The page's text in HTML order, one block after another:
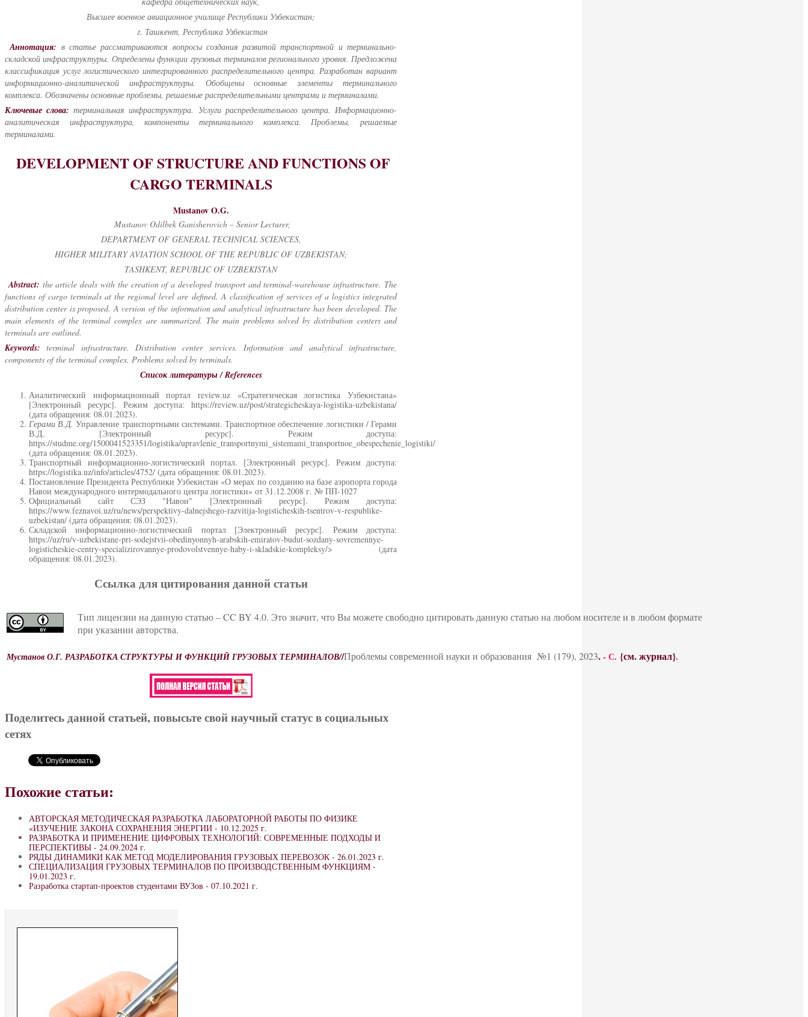
Высшее военное авиационное училище Республики Узбекистан;
г. Ташкент, Республика Узбекистан
Аннотация: в статье рассматриваются вопросы создания развитой транспортной и терминально-
складской инфраструктуры. Определены функции грузовых терминалов регионального уровня. Предложена
классификация услуг логистического интегрированного распределительного центра. Разработан вариант
информационно-аналитической инфраструктуры. Обобщены основные элементы терминального
комплекса. Обозначены основные проблемы, решаемые распределительными центрами и терминалами.
Ключевые слова:терминальная инфраструктура. Услуги распределительного центра. Информационно-
аналитическая инфраструктура, компоненты терминального комплекса. Проблемы, решаемые
терминалами.
DEVELOPMENT OF STRUCTURE AND FUNCTIONS OF
CARGO TERMINALS
Mustanov O.G.
Mustanov Odilbek Ganisherovich – Senior Lecturer,
DEPARTMENT OF GENERAL TECHNICAL SCIENCES,
HIGHER MILITARY AVIATION SCHOOL OF THE REPUBLIC OF UZBEKISTAN;
TASHKENT, REPUBLIC OF UZBEKISTAN
Abstract: the article deals with the creation of a developed transport and terminal-warehouse infrastructure. The
functions of cargo terminals at the regional level are defined. A classification of services of a logistics integrated
distribution center is proposed. A version of the information and analytical infrastructure has been developed. The
main elements of the terminal complex are summarized. The main problems solved by distribution centers and
terminals are outlined.
Keywords:terminal infrastructure. Distribution center services. Information and analytical infrastructure,
components of the terminal complex. Problems solved by terminals.
Список литературы / References
Аналитический информационный портал review.uz «Стратегическая логистика Узбекистана»
[Электронный ресурс]. Режим доступа: https://review.uz/post/strategicheskaya-logistika-uzbekistana/
(дата обращения: 08.01.2023).
Герами В.Д. Управление транспортными системами. Транспортное обеспечение логистики / Герами
В.Д. [Электронный ресурс]. Режим доступа:
https://studme.org/1500041523351/logistika/upravlenie_transportnymi_sistemami_transportnoe_obespechenie_logistiki/
(дата обращения: 08.01.2023).
Транспортный информационно-логистический портал. [Электронный ресурс]. Режим доступа:
https://logistika.uz/info/articles/4752/ (дата обращения: 08.01.2023).
Постановление Президента Республики Узбекистан «О мерах по созданию на базе аэропорта города
Навои международного интермодального центра логистики» от 31.12.2008 г. № ПП-1027
Официальный сайт СЭЗ "Навои" [Электронный ресурс]. Режим доступа:
https://www.feznavoi.uz/ru/news/perspektivy-dalnejshego-razvitija-logisticheskih-tsentrov-v-respublike-
uzbekistan/ (дата обращения: 08.01.2023).
Складской информационно-логистический портал [Электронный ресурс]. Режим доступа:
https://uz/ru/v-uzbekistane-pri-sodejstvii-obedinyonnyh-arabskih-emiratov-budut-sozdany-sovremennye-
logisticheskie-centry-specializirovannye-prodovolstvennye-haby-i-skladskie-kompleksy/> (дата
обращения: 08.01.2023).
Ссылка для цитирования данной статьи
Тип лицензии на данную статью – CC BY 4.0. Это значит, что Вы можете свободно цитировать данную статью на любом носителе и в любом формате
при указании авторства.
Мустанов О.Г. РАЗРАБОТКА СТРУКТУРЫ И ФУНКЦИЙ ГРУЗОВЫХ ТЕРМИНАЛОВ//Проблемы современной науки и образования №1 (179), 2023.- С. {см. журнал}.
Поделитесь данной статьей, повысьте свой научный статус в социальных
сетях
Похожие статьи:
АВТОРСКАЯ МЕТОДИЧЕСКАЯ РАЗРАБОТКА ЛАБОРАТОРНОЙ РАБОТЫ ПО ФИЗИКЕ
«ИЗУЧЕНИЕ ЗАКОНА СОХРАНЕНИЯ ЭНЕРГИИ - 10.12.2025 г.
РАЗРАБОТКА И ПРИМЕНЕНИЕ ЦИФРОВЫХ ТЕХНОЛОГИЙ: СОВРЕМЕННЫЕ ПОДХОДЫ И
ПЕРСПЕКТИВЫ - 24.09.2024 г.
РЯДЫ ДИНАМИКИ КАК МЕТОД МОДЕЛИРОВАНИЯ ГРУЗОВЫХ ПЕРЕВОЗОК - 26.01.2023 г.
СПЕЦИАЛИЗАЦИЯ ГРУЗОВЫХ ТЕРМИНАЛОВ ПО ПРОИЗВОДСТВЕННЫМ ФУНКЦИЯМ -
19.01.2023 г.
Разработка стартап-проектов студентами ВУЗов - 07.10.2021 г.